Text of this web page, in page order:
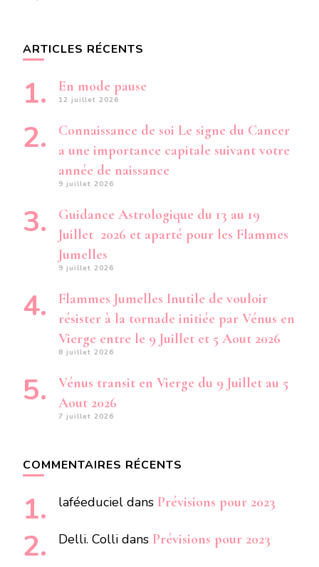
ARTICLES RÉCENTS
En mode pause
12 juillet 2026
Connaissance de soi Le signe du Cancer
a une importance capitale suivant votre
année de naissance
9 juillet 2026
Guidance Astrologique du 13 au 19
Juillet 2026 et aparté pour les Flammes
Jumelles
9 juillet 2026
Flammes Jumelles Inutile de vouloir
résister à la tornade initiée par Vénus en
Vierge entre le 9 Juillet et 5 Aout 2026
8 juillet 2026
Vénus transit en Vierge du 9 Juillet au 5
Aout 2026
7 juillet 2026
COMMENTAIRES RÉCENTS
laféeduciel dans Prévisions pour 2023
Delli. Colli dans Prévisions pour 2023